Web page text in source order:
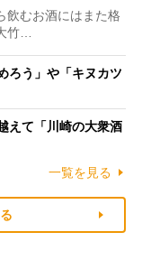
むお酒にはまた格
竹…
ろう」や「キヌカツ
えて「川崎の大衆酒
一覧を見る